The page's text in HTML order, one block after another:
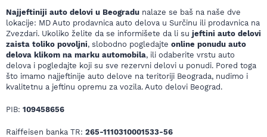
Najjeftiniji auto delovi u Beogradu nalaze se baš na naše dve
lokacije: MD Auto prodavnica auto delova u Surčinu ili prodavnica na
Zvezdari. Ukoliko želite da se informišete da li su jeftini auto delovi
zaista toliko povoljni, slobodno pogledajte online ponudu auto
delova klikom na marku automobila, ili odaberite vrstu auto
delova i pogledajte koji su sve rezervni delovi u ponudi. Pored toga
što imamo najjeftinije auto delove na teritoriji Beograda, nudimo i
kvalitetnu a jeftinu opremu za vozila. Auto delovi Beograd.
PIB: 109458656
Raiffeisen banka TR: 265-1110310001533-56